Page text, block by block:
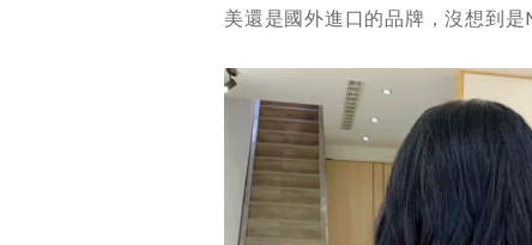
美還是國外進口的品牌，沒想到